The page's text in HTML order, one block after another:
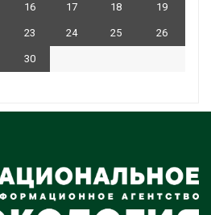
16 17 18 19
23 24 25 26
30